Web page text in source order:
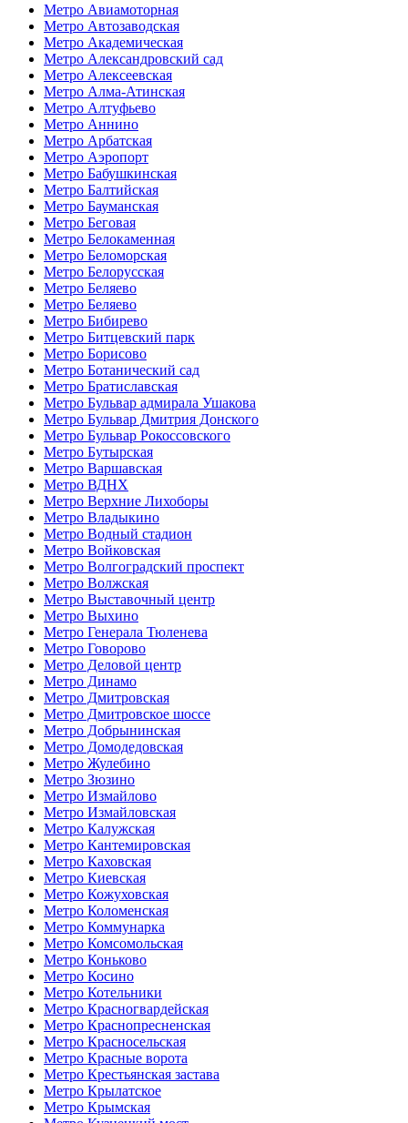
Метро Авиамоторная
Метро Автозаводская
Метро Академическая
Метро Александровский сад
Метро Алексеевская
Метро Алма-Атинская
Метро Алтуфьево
Метро Аннино
Метро Арбатская
Метро Аэропорт
Метро Бабушкинская
Метро Балтийская
Метро Бауманская
Метро Беговая
Метро Белокаменная
Метро Беломорская
Метро Белорусская
Метро Беляево
Метро Беляево
Метро Бибирево
Метро Битцевский парк
Метро Борисово
Метро Ботанический сад
Метро Братиславская
Метро Бульвар адмирала Ушакова
Метро Бульвар Дмитрия Донского
Метро Бульвар Рокоссовского
Метро Бутырская
Метро Варшавская
Метро ВДНХ
Метро Верхние Лихоборы
Метро Владыкино
Метро Водный стадион
Метро Войковская
Метро Волгоградский проспект
Метро Волжская
Метро Выставочный центр
Метро Выхино
Метро Генерала Тюленева
Метро Говорово
Метро Деловой центр
Метро Динамо
Метро Дмитровская
Метро Дмитровское шоссе
Метро Добрынинская
Метро Домодедовская
Метро Жулебино
Метро Зюзино
Метро Измайлово
Метро Измайловская
Метро Калужская
Метро Кантемировская
Метро Каховская
Метро Киевская
Метро Кожуховская
Метро Коломенская
Метро Коммунарка
Метро Комсомольская
Метро Коньково
Метро Косино
Метро Котельники
Метро Красногвардейская
Метро Краснопресненская
Метро Красносельская
Метро Красные ворота
Метро Крестьянская застава
Метро Крылатское
Метро Крымская